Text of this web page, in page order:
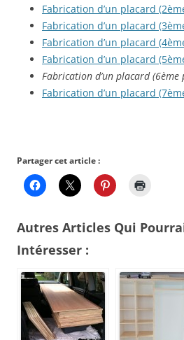
Fabrication d’un placard
Fabrication d’un placard
Fabrication d’un placard
Fabrication d’un placard
Fabrication d’un placard (6ème
Fabrication d’un placard
Partager cet article :
Autres Articles Qui
Intéresser :